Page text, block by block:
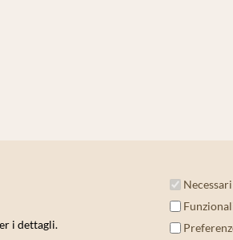
Necessari
i dettagli.